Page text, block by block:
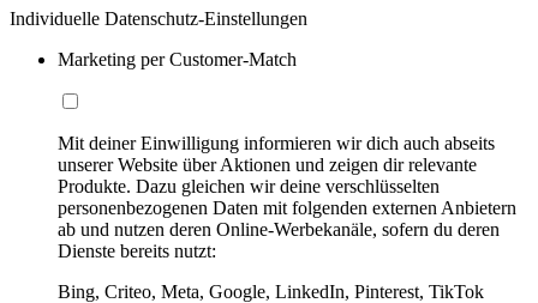
Individuelle Datenschutz-Einstellungen
Marketing per Customer-Match
Mit deiner Einwilligung informieren wir dich auch abseits
unserer Website über Aktionen und zeigen dir relevante
Produkte. Dazu gleichen wir deine verschlüsselten
personenbezogenen Daten mit folgenden externen Anbietern
ab und nutzen deren Online-Werbekanäle, sofern du deren
Dienste bereits nutzt:
Bing, Criteo, Meta, Google, LinkedIn, Pinterest, TikTok